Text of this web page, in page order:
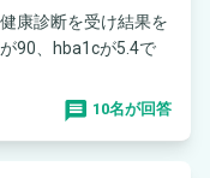
康診断を受け結果を
90、hba1cが5.4で
10名が回答